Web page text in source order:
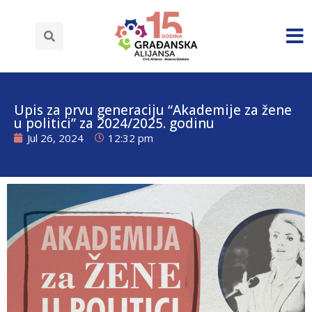
Upis za prvu generaciju “Akademije za žene
u politici” za 2024/2025. godinu
Jul 26, 2024 12:32 pm